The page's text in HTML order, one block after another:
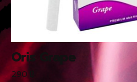
Oris Grape
290 ฿